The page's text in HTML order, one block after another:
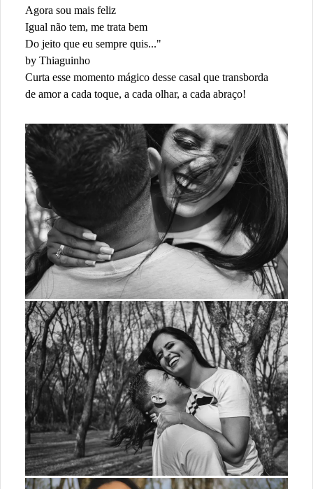
Agora sou mais feliz
Igual não tem, me trata bem
Do jeito que eu sempre quis..."
by Thiaguinho
Curta esse momento mágico desse casal que transborda
de amor a cada toque, a cada olhar, a cada abraço!